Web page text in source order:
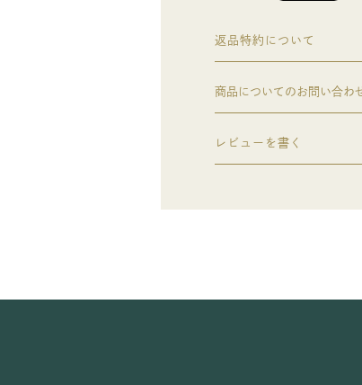
返品特約について
商品についてのお問い合わ
レビューを書く